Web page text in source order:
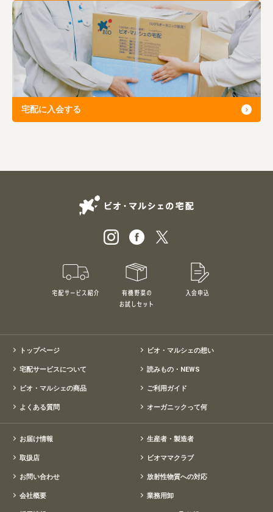
宅配に入会する
宅配サービス紹介 有機野菜のお試しセット
トップページ ビオ・マルシェの想い
宅配サービスについて 読みもの・NEWS
ビオ・マルシェの商品 ご利用ガイド
よくある質問 オーガニックって何
お届け情報 生産者・製造者
取扱店 ビオママクラブ
お問い合わせ 放射性物質への対応
会社概要 業務用卸